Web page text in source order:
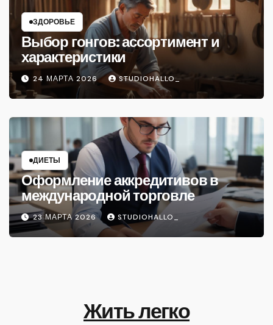
ЗДОРОВЬЕ
Выбор гонгов: ассортимент и
характеристики
24 МАРТА 2026 STUDIOHALLO_
ДИЕТЫ
Оформление аккредитивов в
международной торговле
23 МАРТА 2026 STUDIOHALLO_
Жить легко